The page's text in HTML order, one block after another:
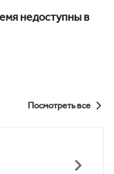
недоступны в
Посмотреть все